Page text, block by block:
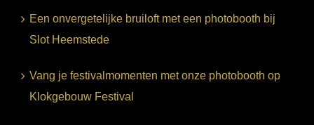
Een onvergetelijke bruiloft met een photobooth bij
Slot Heemstede
Vang je festivalmomenten met onze photobooth op
Klokgebouw Festival